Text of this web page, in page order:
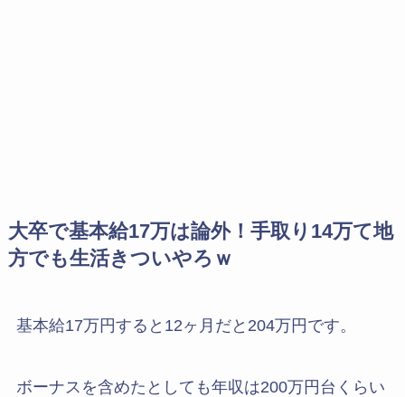
大卒で基本給17万は論外！手取り14万て地
方でも生活きついやろｗ
基本給17万円すると12ヶ月だと204万円です。
ボーナスを含めたとしても年収は200万円台くらい